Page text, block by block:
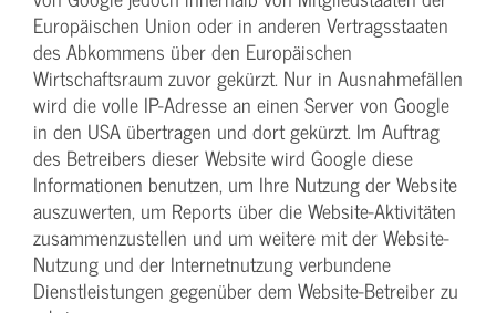
Europäischen Union oder in anderen Vertragsstaaten
des Abkommens über den Europäischen
Wirtschaftsraum zuvor gekürzt. Nur in Ausnahmefällen
wird die volle IP-Adresse an einen Server von Google
in den USA übertragen und dort gekürzt. Im Auftrag
des Betreibers dieser Website wird Google diese
Informationen benutzen, um Ihre Nutzung der Website
auszuwerten, um Reports über die Website-Aktivitäten
zusammenzustellen und um weitere mit der Website-
Nutzung und der Internetnutzung verbundene
Dienstleistungen gegenüber dem Website-Betreiber zu